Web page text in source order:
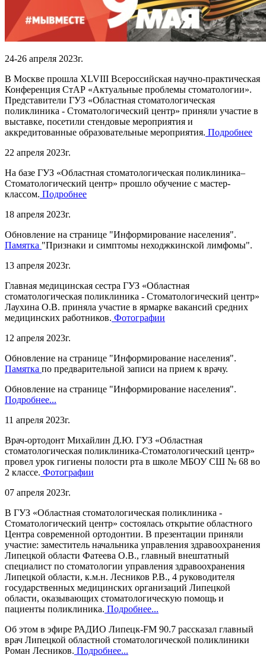
24-26 апреля 2023г.
В Москве прошла XLVIII Всероссийская научно-практическая
Конференция СтАР «Актуальные проблемы стоматологии».
Представители ГУЗ «Областная стоматологическая
поликлиника - Стоматологический центр» приняли участие в
выставке, посетили стендовые мероприятия и
аккредитованные образовательные мероприятия. Подробнее
22 апреля 2023г.
На базе ГУЗ «Областная стоматологическая поликлиника–
Стоматологический центр» прошло обучение с мастер-
классом. Подробнее
18 апреля 2023г.
Обновление на странице "Информирование населения".
Памятка "Признаки и симптомы неходжкинской лимфомы".
13 апреля 2023г.
Главная медицинская сестра ГУЗ «Областная
стоматологическая поликлиника - Стоматологический центр»
Лаухина О.В. приняла участие в ярмарке вакансий средних
медицинских работников. Фотографии
12 апреля 2023г.
Обновление на странице "Информирование населения".
Памятка по предварительной записи на прием к врачу.
Обновление на странице "Информирование населения".
Подробнее...
11 апреля 2023г.
Врач-ортодонт Михайлин Д.Ю. ГУЗ «Областная
стоматологическая поликлиника-Стоматологический центр»
провел урок гигиены полости рта в школе МБОУ СШ № 68 во
2 классе. Фотографии
07 апреля 2023г.
В ГУЗ «Областная стоматологическая поликлиника -
Стоматологический центр» состоялась открытие областного
Центра современной ортодонтии. В презентации приняли
участие: заместитель начальника управления здравоохранения
Липецкой области Фатеева О.В., главный внештатный
специалист по стоматологии управления здравоохранения
Липецкой области, к.м.н. Лесников Р.В., 4 руководителя
государственных медицинских организаций Липецкой
области, оказывающих стоматологическую помощь и
пациенты поликлиника. Подробнее...
Об этом в эфире РАДИО Липецк-FM 90.7 рассказал главный
врач Липецкой областной стоматологической поликлиники
Роман Лесников. Подробнее...